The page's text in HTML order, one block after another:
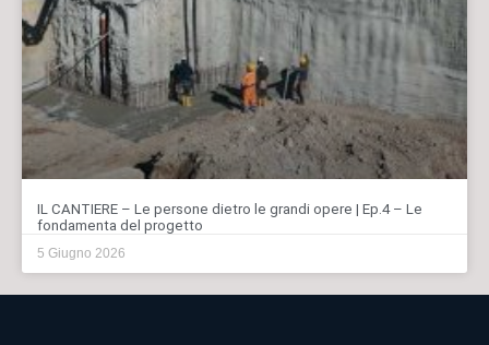
IL CANTIERE – Le persone dietro le grandi opere | Ep.4 – Le
fondamenta del progetto
5 Giugno 2026